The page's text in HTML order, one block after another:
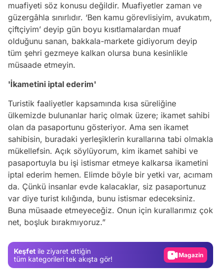
muafiyeti söz konusu değildir. Muafiyetler zaman ve
güzergâhla sınırlıdır. ‘Ben kamu görevlisiyim, avukatım,
çiftçiyim’ deyip gün boyu kısıtlamalardan muaf
olduğunu sanan, bakkala-markete gidiyorum deyip
tüm şehri gezmeye kalkan olursa buna kesinlikle
müsaade etmeyin.
'İkametini iptal ederim'
Turistik faaliyetler kapsamında kısa süreliğine
ülkemizde bulunanlar hariç olmak üzere; ikamet sahibi
olan da pasaportunu gösteriyor. Ama sen ikamet
sahibisin, buradaki yerleşiklerin kurallarına tabi olmakla
mükellefsin. Açık söylüyorum, kim ikamet sahibi ve
pasaportuyla bu işi istismar etmeye kalkarsa ikametini
iptal ederim hemen. Elimde böyle bir yetki var, acımam
da. Çünkü insanlar evde kalacaklar, siz pasaportunuz
var diye turist kılığında, bunu istismar edeceksiniz.
Buna müsaade etmeyeceğiz. Onun için kurallarımız çok
net, boşluk bırakmıyoruz.”
Keşfet ile ziyaret ettiğin
tüm kategorileri tek akışta gör!
Video
Video